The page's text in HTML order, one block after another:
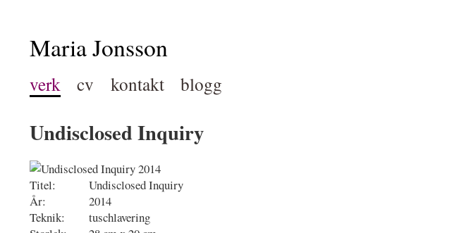
Maria Jonsson
verk cv kontakt blogg
Undisclosed Inquiry
Titel:
Undisclosed Inquiry
År:
2014
Teknik:
tuschlavering